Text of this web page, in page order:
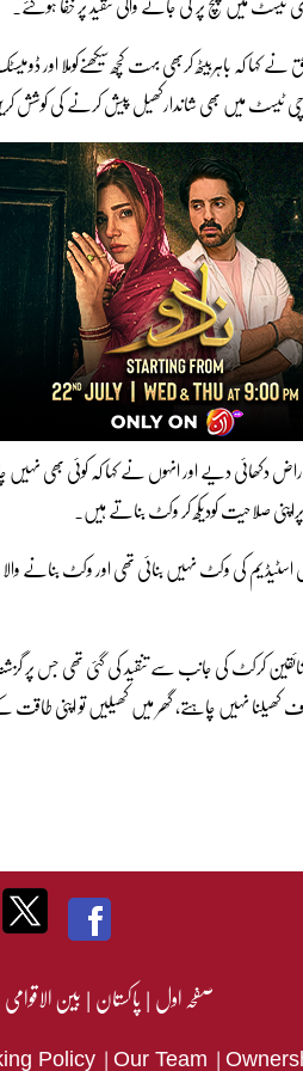
کہ باہربیٹھ کربھی بہت کچھ سیکھنےکوملا اور
ٹیسٹ میں بھی شاندارکھیل پیش کرنے کی
دکھائی دیے اور انہوں نے کہا کہ کوئی بھی
صلاحیت کودیکھ کر وکٹ بناتے ہیں۔
کی وکٹ نہیں بنائی تھی اور وکٹ بنانے
کرکٹ کی جانب سے تنقید کی گئی تھی جس پر
کھیلنا نہیں چاہتے، گھر میں کھیلیں تو اپنی
صفحہ اول|پاکستان|بین الاقوامی
Policy | Our Team |